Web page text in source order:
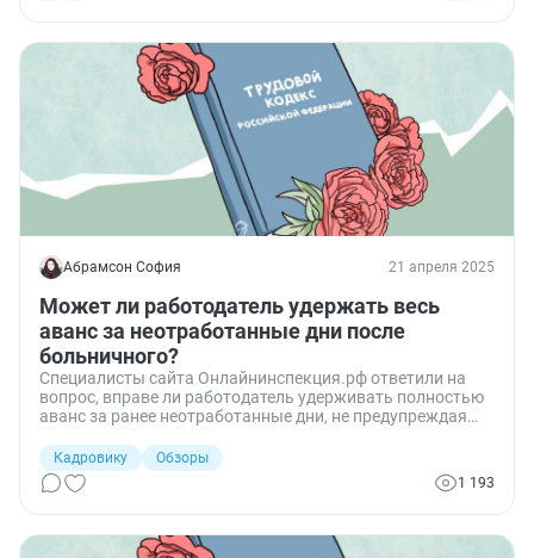
Абрамсон София 21 апреля 2025
Может ли работодатель удержать весь
аванс за неотработанные дни после
больничного?
Специалисты сайта Онлайнинспекция.рф ответили на
вопрос, вправе ли работодатель удерживать полностью
аванс за ранее неотработанные дни, не предупреждая
Кадровику
Обзоры
1 193